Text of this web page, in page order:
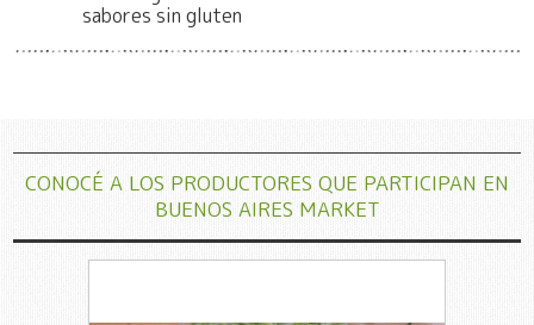
sabores sin gluten
CONOCÉ A LOS PRODUCTORES QUE PARTICIPAN EN
BUENOS AIRES MARKET